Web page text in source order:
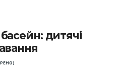
дитячі